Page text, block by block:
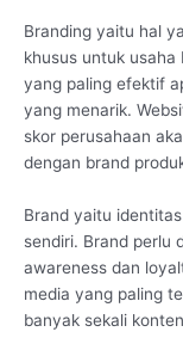
Branding yaitu hal
khusus untuk
yang paling efektif
yang menarik.
skor perusahaan
dengan brand
Brand yaitu
sendiri. Brand perlu
awareness dan
media yang paling
banyak sekali